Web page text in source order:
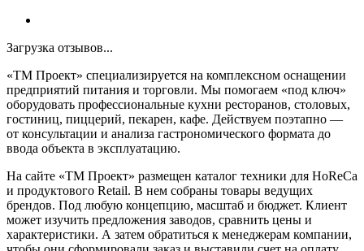
Загрузка отзывов...
«ТМ Проект» специализируется на комплексном оснащении
предприятий питания и торговли. Мы помогаем «под ключ»
оборудовать профессиональные кухни ресторанов, столовых,
гостиниц, пиццерий, пекарен, кафе. Действуем поэтапно —
от консультации и анализа гастрономического формата до
ввода объекта в эксплуатацию.
На сайте «ТМ Проект» размещен каталог техники для HoReCa
и продуктового Retail. В нем собраны товары ведущих
брендов. Под любую концепцию, масштаб и бюджет. Клиент
может изучить предложения заводов, сравнить цены и
характеристики. А затем обратиться к менеджерам компании,